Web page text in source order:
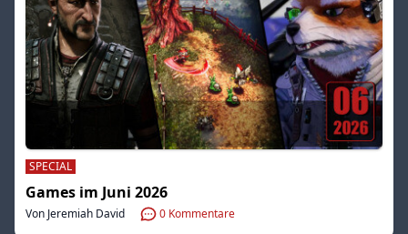
SPECIAL
Games im Juni 2026
Von Jeremiah David 0 Kommentare